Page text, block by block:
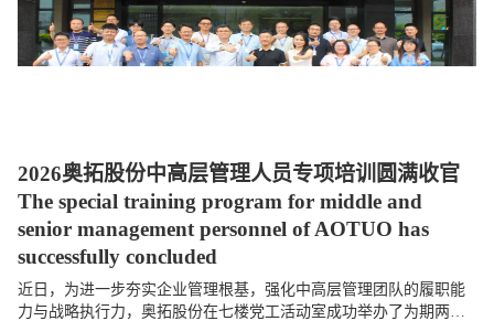
2026奥拓股份中高层管理人员专项培训圆满收官
The special training program for middle and
senior management personnel of AOTUO has
successfully concluded
近日，为进一步夯实企业管理根基，强化中高层管理团队的履职能
力与战略执行力，奥拓股份在七楼党工活动室成功举办了为期两天